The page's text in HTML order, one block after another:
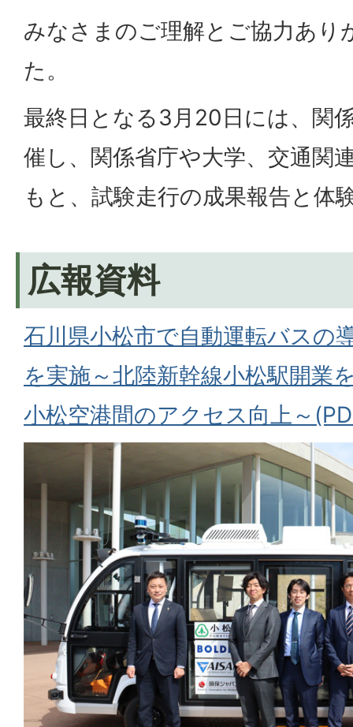
みなさまのご理解とご協力あり
た。
最終日となる3月20日には、関
催し、関係省庁や大学、交通関
もと、試験走行の成果報告と体
広報資料
石川県小松市で自動運転バスの
を実施～北陸新幹線小松駅開業
小松空港間のアクセス向上～